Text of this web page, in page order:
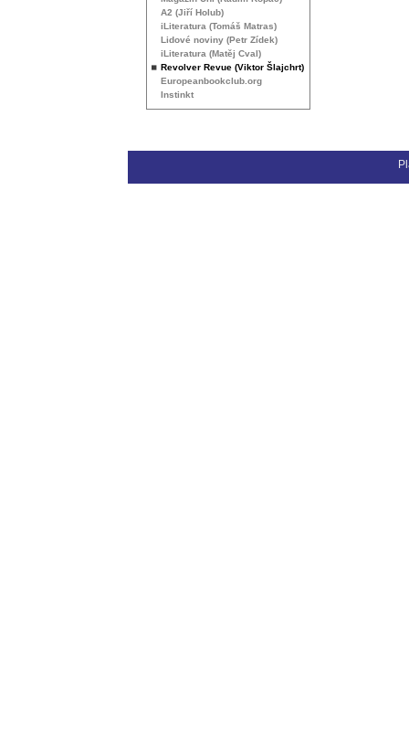
A2 (Jiří Holub)
iLiteratura (Tomáš Matras)
Lidové noviny (Petr Zídek)
iLiteratura (Matěj Cval)
Revolver Revue (Viktor Šlajchrt)
Europeanbookclub.org
Instinkt